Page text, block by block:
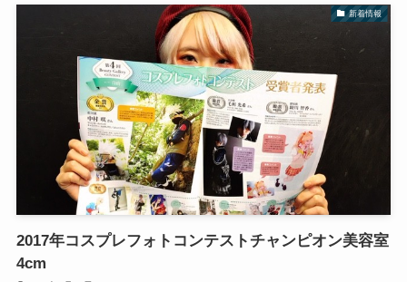
新着情報
2017年コスプレフォトコンテストチャンピオン美容室
4cm